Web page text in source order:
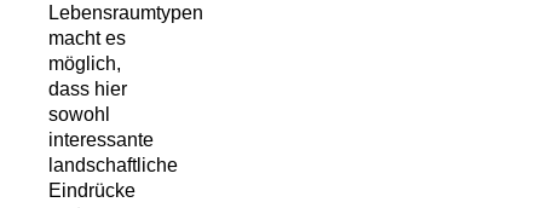
Lebensraumtypen
macht es
möglich,
dass hier
sowohl
interessante
landschaftliche
Eindrücke